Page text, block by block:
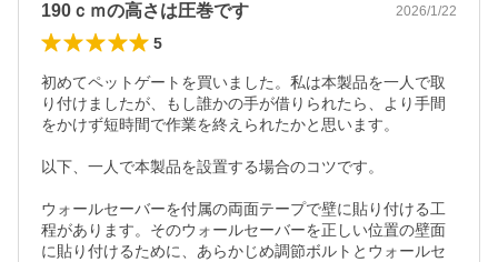
190ｃｍの高さは圧巻です 2026/1/22
5
初めてペットゲートを買いました。私は本製品を一人で取
り付けましたが、もし誰かの手が借りられたら、より手間
をかけず短時間で作業を終えられたかと思います。
以下、一人で本製品を設置する場合のコツです。
ウォールセーバーを付属の両面テープで壁に貼り付ける工
程があります。そのウォールセーバーを正しい位置の壁面
に貼り付けるために、あらかじめ調節ボルトとウォールセ